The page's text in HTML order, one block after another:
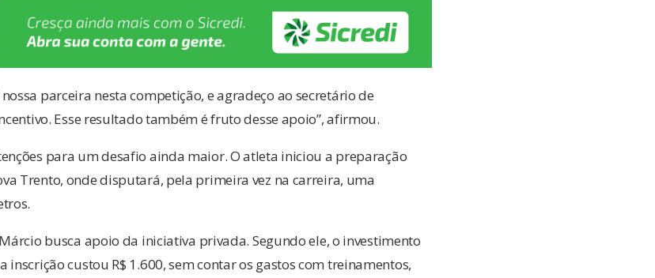
parceira nesta competição, e agradeço ao secretário de
Esse resultado também é fruto desse apoio”, afirmou.
para um desafio ainda maior. O atleta iniciou a preparação
Trento, onde disputará, pela primeira vez na carreira, uma
busca apoio da iniciativa privada. Segundo ele, o investimento
inscrição custou R$ 1.600, sem contar os gastos com treinamentos,